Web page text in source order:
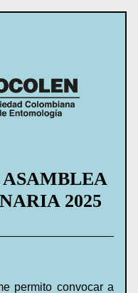
2025
permito convocar a